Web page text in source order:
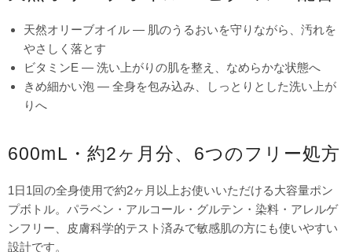
天然オリーブオイル — 肌のうるおいを守りながら、汚れを
やさしく落とす
ビタミンE — 洗い上がりの肌を整え、なめらかな状態へ
きめ細かい泡 — 全身を包み込み、しっとりとした洗い上が
りへ
600mL・約2ヶ月分、6つのフリー処方
1日1回の全身使用で約2ヶ月以上お使いいただける大容量ポン
プボトル。パラベン・アルコール・グルテン・染料・アレルゲ
ンフリー、皮膚科学的テスト済みで敏感肌の方にも使いやすい
設計です。